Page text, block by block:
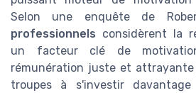
Selon une enquête de
professionnels considèrent la
un facteur clé de
rémunération juste et
troupes à s'investir